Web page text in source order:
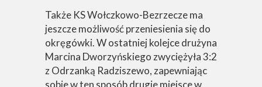
Także KS Wołczkowo-Bezrzecze ma
jeszcze możliwość przeniesienia się do
okręgówki. W ostatniej kolejce drużyna
Marcina Dworzyńskiego zwyciężyła 3:2
z Odrzanką Radziszewo, zapewniając
sobie w ten sposób drugie miejsce w